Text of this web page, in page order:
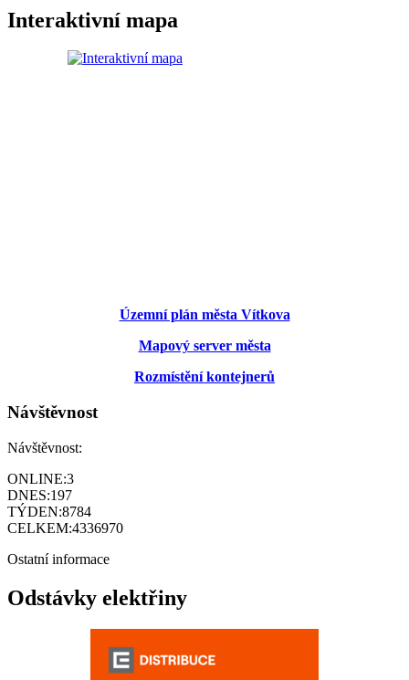
Interaktivní mapa
Územní plán města Vítkova
Mapový server města
Rozmístění kontejnerů
Návštěvnost
Návštěvnost:
ONLINE:3
DNES:197
TÝDEN:8784
CELKEM:4336970
Ostatní informace
Odstávky elektřiny